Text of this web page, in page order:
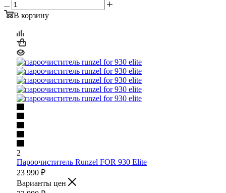
В корзину
2
Пароочиститель Runzel FOR 930 Elite
23 990 ₽
Варианты цен